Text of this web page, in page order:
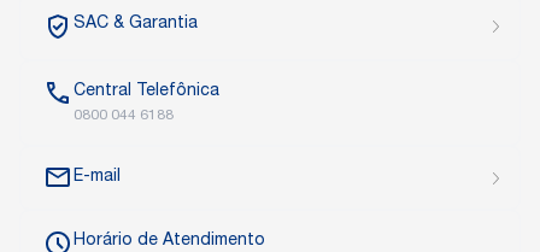
SAC & Garantia
Central Telefônica
0800 044 6188
E-mail
Horário de Atendimento